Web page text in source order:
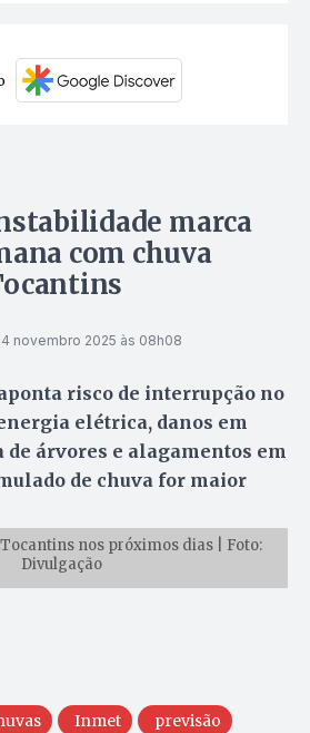
marca
com chuva
novembro 2025 às 08h08
risco de interrupção no
elétrica, danos em
de árvores e alagamentos em
de chuva for maior
nos próximos dias | Foto:
Divulgação
Inmet
previsão